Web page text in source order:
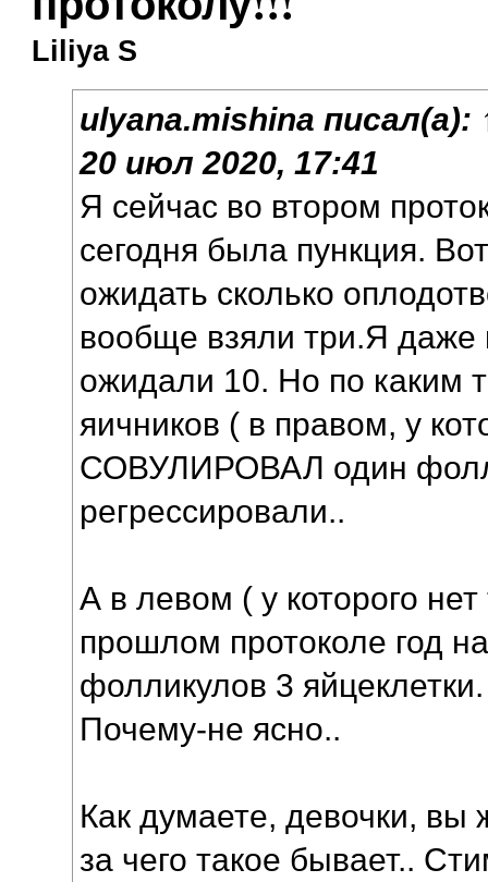
Liliya S
ulyana.mishina писал(а):
20 июл 2020, 17:41
Я сейчас во втором
сегодня была пункция.
ожидать сколько
вообще взяли три.Я даже
ожидали 10. Но по каким
яичников ( в правом, у
СОВУЛИРОВАЛ один
регрессировали..
А в левом ( у которого
прошлом протоколе год
фолликулов 3
Почему-не ясно..
Как думаете, девочки, вы
за чего такое бывает..